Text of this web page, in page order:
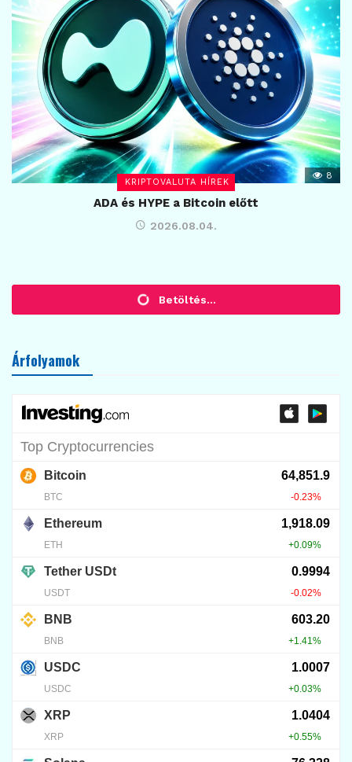
KRIPTOVALUTA HÍREK
8
ADA és HYPE a Bitcoin előtt
2026.08.04.
KRIPTO TUDÁSTÁR
BVNK fogalma: miért ér sok